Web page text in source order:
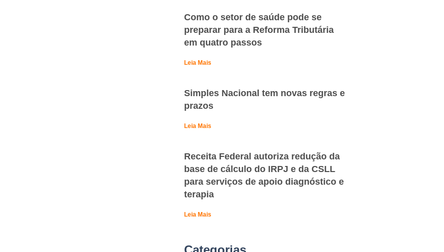
Como o setor de saúde pode se
preparar para a Reforma Tributária
em quatro passos
Leia Mais
Simples Nacional tem novas regras e
prazos
Leia Mais
Receita Federal autoriza redução da
base de cálculo do IRPJ e da CSLL
para serviços de apoio diagnóstico e
terapia
Leia Mais